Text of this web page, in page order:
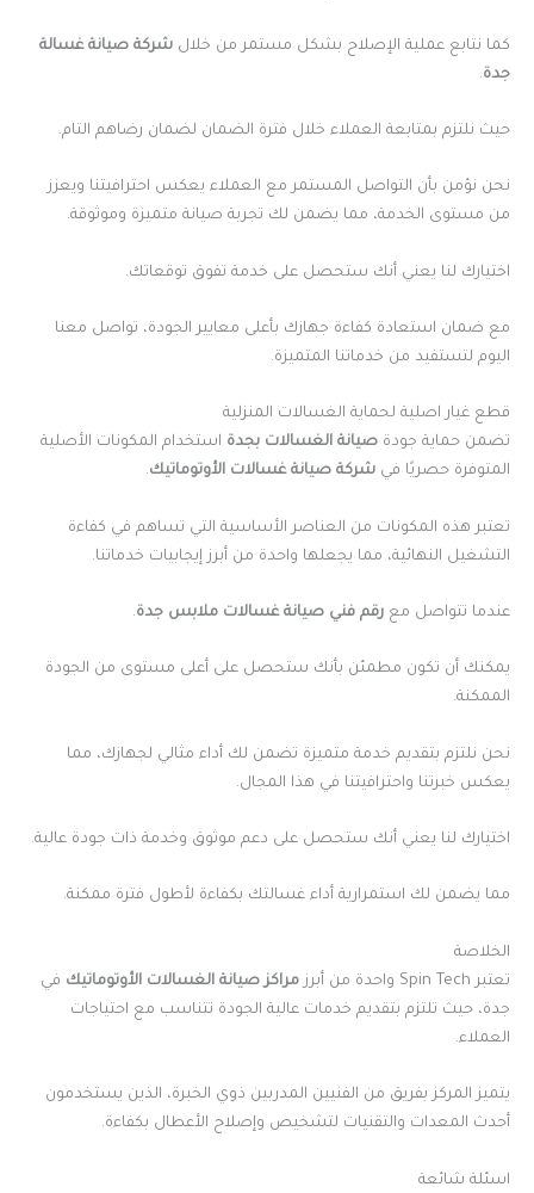
كما نتابع عملية الإصلاح بشكل مستمر من خلال شركة صيانة غسالة
جدة.
حيث نلتزم بمتابعة العملاء خلال فترة الضمان لضمان رضاهم التام.
نحن نؤمن بأن التواصل المستمر مع العملاء يعكس احترافيتنا ويعزز
من مستوى الخدمة، مما يضمن لك تجربة صيانة متميزة وموثوقة.
اختيارك لنا يعني أنك ستحصل على خدمة تفوق توقعاتك.
مع ضمان استعادة كفاءة جهازك بأعلى معايير الجودة، تواصل معنا
اليوم لتستفيد من خدماتنا المتميزة.
قطع غيار اصلية لحماية الغسالات المنزلية
تضمن حماية جودة صيانة الغسالات بجدة استخدام المكونات الأصلية
المتوفرة حصريًا في شركة صيانة غسالات الأوتوماتيك.
تعتبر هذه المكونات من العناصر الأساسية التي تساهم في كفاءة
التشغيل النهائية، مما يجعلها واحدة من أبرز إيجابيات خدماتنا.
عندما تتواصل مع رقم فني صيانة غسالات ملابس جدة.
يمكنك أن تكون مطمئن بأنك ستحصل على أعلى مستوى من الجودة
الممكنة.
نحن نلتزم بتقديم خدمة متميزة تضمن لك أداء مثالي لجهازك، مما
يعكس خبرتنا واحترافيتنا في هذا المجال.
اختيارك لنا يعني أنك ستحصل على دعم موثوق وخدمة ذات جودة عالية.
مما يضمن لك استمرارية أداء غسالتك بكفاءة لأطول فترة ممكنة.
الخلاصة
تعتبر Spin Tech واحدة من أبرز
مراكز صيانة الغسالات الأوتوماتيك في
جدة، حيث تلتزم بتقديم خدمات عالية الجودة تتناسب مع احتياجات
العملاء.
يتميز المركز بفريق من الفنيين المدربين ذوي الخبرة، الذين يستخدمون
أحدث المعدات والتقنيات لتشخيص وإصلاح الأعطال بكفاءة.
اسئلة شائعة